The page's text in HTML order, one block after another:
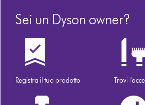
Sei un Dyson owner?
Registra il tuo prodotto Trovi